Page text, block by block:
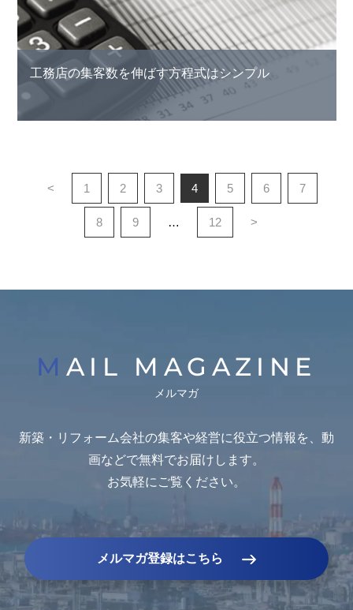
工務店の集客数を伸ばす方程式はシンプル
< 1 2 3 4 5 6 7
8 9 … 12 >
MAIL MAGAZINE
メルマガ
新築・リフォーム会社の集客や経営に役立つ情報を、動
画などで無料でお届けします。
お気軽にご覧ください。
メルマガ登録はこちら